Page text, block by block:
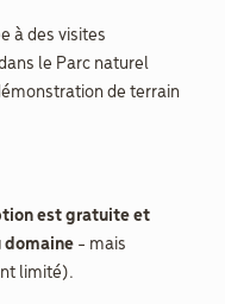
à des visites
le Parc naturel
de terrain
est gratuite et
domaine - mais
limité).